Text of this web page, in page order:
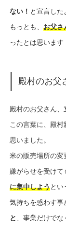
ない！ と宣言した
もっとも、 お父さ
ったとは思います
殿村のお父
殿村のお父さん、
この言葉に、殿村
思いました。
米の販売場所の変
嫌がらせを受けて
に集中しようとい
気持ちを惑わす事
と、事業だけでな